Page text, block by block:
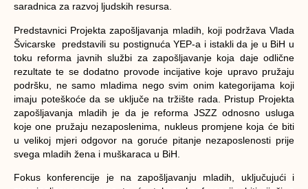
saradnica za razvoj ljudskih resursa.
Predstavnici Projekta zapošljavanja mladih, koji podržava Vlada
Švicarske predstavili su postignuća YEP-a i istakli da je u BiH u
toku reforma javnih službi za zapošljavanje koja daje odlične
rezultate te se dodatno provode incijative koje upravo pružaju
podršku, ne samo mladima nego svim onim kategorijama koji
imaju poteškoće da se uključe na tržište rada. Pristup Projekta
zapošljavanja mladih je da je reforma JSZZ odnosno usluga
koje one pružaju nezaposlenima, nukleus promjene koja će biti
u velikoj mjeri odgovor na goruće pitanje nezaposlenosti prije
svega mladih žena i muškaraca u BiH.
Fokus konferencije je na zapošljavanju mladih, uključujući i